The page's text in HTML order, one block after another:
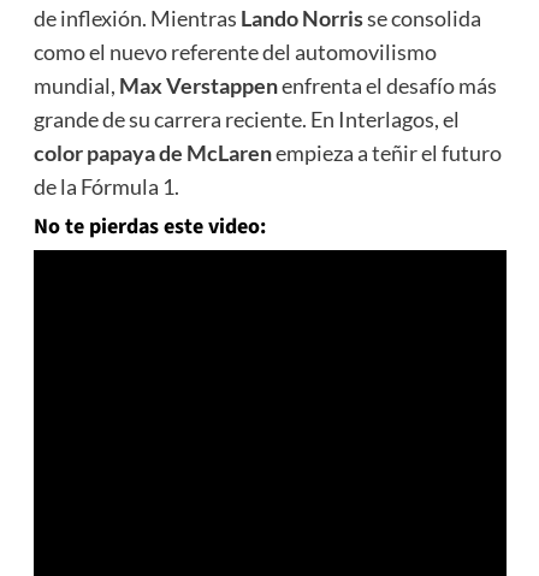
de inflexión. Mientras Lando Norrisse consolida
como el nuevo referente del automovilismo
mundial, Max Verstappenenfrenta el desafío más
grande de su carrera reciente. En Interlagos, el
color papaya de McLarenempieza a teñir el futuro
de la Fórmula 1.
No te pierdas este video: